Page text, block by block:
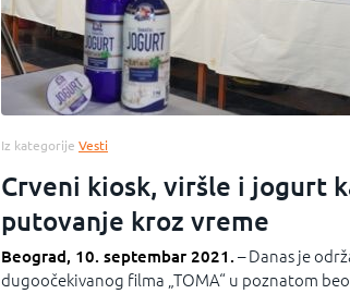
Iz kategorije Vesti
Crveni kiosk, viršle i jogurt
putovanje kroz vreme
Beograd, 10. septembar 2021. – Danas je
dugoočekivanog filma „TOMA“ u poznatom